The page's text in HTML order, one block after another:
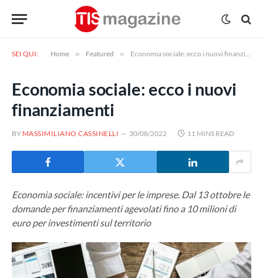
SEI QUI: Home » Featured » Economia sociale: ecco i nuovi finanziamenti
Economia sociale: ecco i nuovi
finanziamenti
BY MASSIMILIANO CASSINELLI 30/08/2022 11 MINS READ
Economia sociale: incentivi per le imprese. Dal 13 ottobre le
domande per finanziamenti agevolati fino a 10 milioni di
euro per investimenti sul territorio